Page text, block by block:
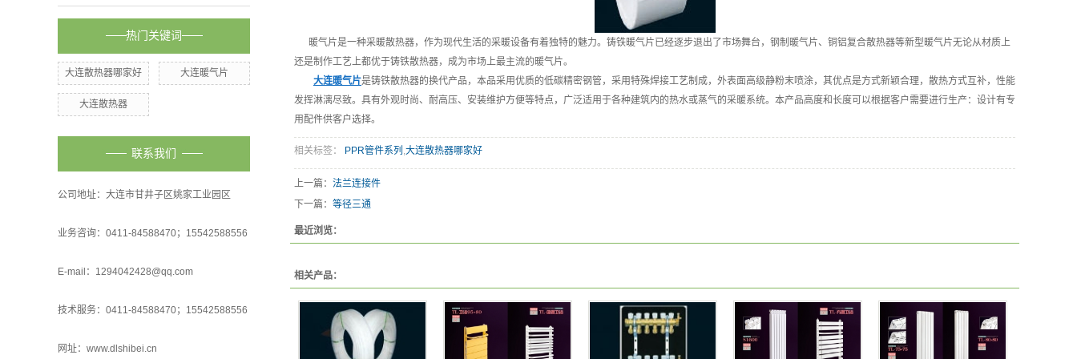
热门关键词
大连散热器哪家好 大连暖气片
大连散热器
联系我们
公司地址：大连市甘井子区姚家工业园区
业务咨询：0411-84588470；15542588556
E-mail：1294042428@qq.com
技术服务：0411-84588470；15542588556
网址：www.dlshibei.cn
暖气片是一种采暖散热器，作为现代生活的采暖设备有着独特的魅力。铸铁暖气片已经逐步退出了市场舞台，钢制暖气片、铜铝复合散热器等新型暖气片无论从材质上
还是制作工艺上都优于铸铁散热器，成为市场上最主流的暖气片。
大连暖气片是铸铁散热器的换代产品，本品采用优质的低碳精密钢管，采用特殊焊接工艺制成，外表面高级静粉末喷涂，其优点是方式新颖合理，散热方式互补，性能
发挥淋漓尽致。具有外观时尚、耐高压、安装维护方便等特点，广泛适用于各种建筑内的热水或蒸气的采暖系统。本产品高度和长度可以根据客户需要进行生产：设计有专
用配件供客户选择。
相关标签： PPR管件系列 ,大连散热器哪家好
上一篇： 法兰连接件
下一篇： 等径三通
最近浏览：
相关产品：